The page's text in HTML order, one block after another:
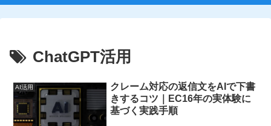
ChatGPT活用
AI活用
クレーム対応の返信文をAIで下書
きするコツ｜EC16年の実体験に
基づく実践手順